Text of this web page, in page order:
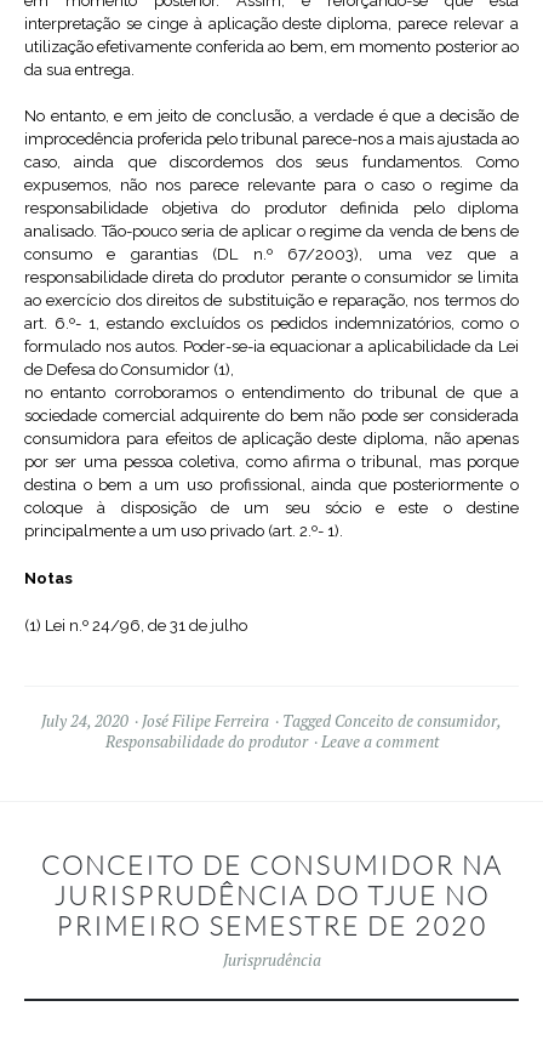
interpretação se cinge à aplicação deste diploma, parece relevar a
utilização efetivamente conferida ao bem, em momento posterior ao
da sua entrega.
No entanto, e em jeito de conclusão, a verdade é que a decisão de
improcedência proferida pelo tribunal parece-nos a mais ajustada ao
caso, ainda que discordemos dos seus fundamentos. Como
expusemos, não nos parece relevante para o caso o regime da
responsabilidade objetiva do produtor definida pelo diploma
analisado. Tão-pouco seria de aplicar o regime da venda de bens de
consumo e garantias (DL n.º 67/2003), uma vez que a
responsabilidade direta do produtor perante o consumidor se limita
ao exercício dos direitos de substituição e reparação, nos termos do
art. 6.º- 1, estando excluídos os pedidos indemnizatórios, como o
formulado nos autos. Poder-se-ia equacionar a aplicabilidade da Lei
de Defesa do Consumidor (1),
no entanto corroboramos o entendimento do tribunal de que a
sociedade comercial adquirente do bem não pode ser considerada
consumidora para efeitos de aplicação deste diploma, não apenas
por ser uma pessoa coletiva, como afirma o tribunal, mas porque
destina o bem a um uso profissional, ainda que posteriormente o
coloque à disposição de um seu sócio e este o destine
principalmente a um uso privado (art. 2.º- 1).
Notas
(1) Lei n.º 24/96, de 31 de julho
July 24, 2020 José Filipe Ferreira Tagged Conceito de consumidor,
Responsabilidade do produtor
Leave a comment
CONCEITO DE CONSUMIDOR NA
JURISPRUDÊNCIA DO TJUE NO
PRIMEIRO SEMESTRE DE 2020
Jurisprudência